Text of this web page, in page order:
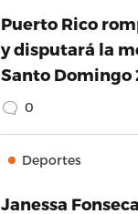
Puerto Rico
y disputará la
Santo Domingo
0
Deportes
Janessa